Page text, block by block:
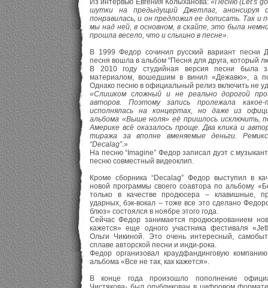
Из интервью Евгения Колыханова:«Песню (Let’s
шутки на предыдущий Джетлаг, анонсируя
понравилась, и он предложил ее дописать. Так и
мы над ней, в основном, в скайпе, это была
прошла весело, что и слышно в песне».
В 1999 Федор сочинил русский вариант песни
песня вошла в альбом "Песня для друга, который
В 2010 году студийная версия песни была
материалом, вошедшим в винил «Дежавю», а
Однако песню в официальный релиз включить не
«Слишком сложный и не реально дорогой
авторов. Поэтому запись пролежала
исполнялась на концертах, но даже из
альбома «Выше ноля» её пришлось исключить,
Америке всё оказалось проще. Два клика и
тиража за вполне вменяемые деньги.
“Decalag”.»
На песню “Imagine” Федор записал дуэт с
песню совместный видеоклип.
Кроме сборника “Decalag” Федор выступил в
новой программы своего соавтора по альбому
только в качестве продюсера – клавишные,
ударных, бэк-вокал – тоже все это сделано
блюз» состоялся в ноябре этого года.
Сейчас Федор занимается продюсированием
кажется» еще одного участника фестиваля
Ольги Чикиной. Это очень интересный,
сплаве авторской песни и инди-рока.
Федор организовал краудфандинговую
альбома «Все не так, как кажется».
В конце года произошло пополнение